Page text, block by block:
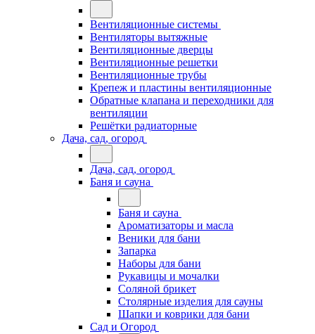
Вентиляционные системы
Вентиляторы вытяжные
Вентиляционные дверцы
Вентиляционные решетки
Вентиляционные трубы
Крепеж и пластины вентиляционные
Обратные клапана и переходники для
вентиляции
Решётки радиаторные
Дача, сад, огород
Дача, сад, огород
Баня и сауна
Баня и сауна
Ароматизаторы и масла
Веники для бани
Запарка
Наборы для бани
Рукавицы и мочалки
Соляной брикет
Столярные изделия для сауны
Шапки и коврики для бани
Сад и Огород